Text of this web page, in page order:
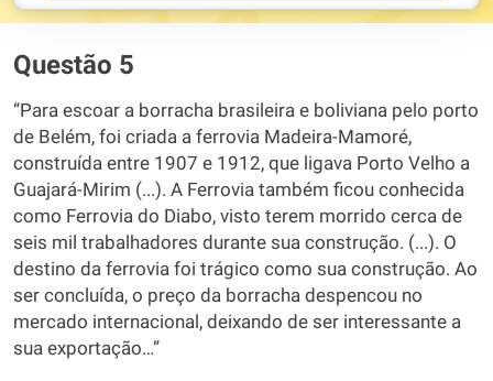
Questão 5
“Para escoar a borracha brasileira e boliviana pelo porto
de Belém, foi criada a ferrovia Madeira-Mamoré,
construída entre 1907 e 1912, que ligava Porto Velho a
Guajará-Mirim (...). A Ferrovia também ficou conhecida
como Ferrovia do Diabo, visto terem morrido cerca de
seis mil trabalhadores durante sua construção. (...). O
destino da ferrovia foi trágico como sua construção. Ao
ser concluída, o preço da borracha despencou no
mercado internacional, deixando de ser interessante a
sua exportação…”